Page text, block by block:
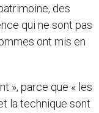
des
qui ne sont pas
ont mis en
», parce que « les
la technique sont